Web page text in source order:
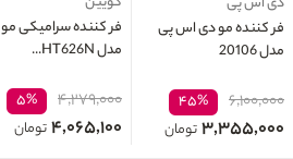
فر کننده مو دی اس پی
مدل 20106
۶,۱۰۰,۰۰۰ ۴۵%
۳,۳۵۵,۰۰۰تومان
فر کننده سرامیکی مو
مدل HT626N...
۴,۲۷۹,۰۰۰ ۵%
۴,۰۶۵,۱۰۰تومان